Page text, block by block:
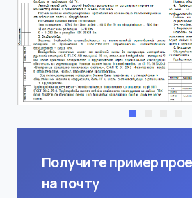
Получите пример
на почту